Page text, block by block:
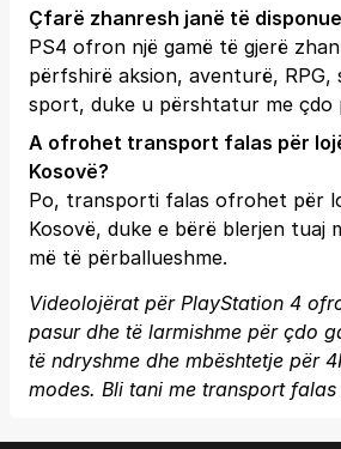
Çfarë zhanresh janë të
PS4 ofron një gamë të gjerë
përfshirë aksion, aventurë, RPG,
sport, duke u përshtatur me çdo
A ofrohet transport falas për
Kosovë?
Po, transporti falas ofrohet për
Kosovë, duke e bërë blerjen tuaj
më të përballueshme.
Videolojërat për PlayStation 4
pasur dhe të larmishme për çdo
të ndryshme dhe mbështetje për
modes. Bli tani me transport falas